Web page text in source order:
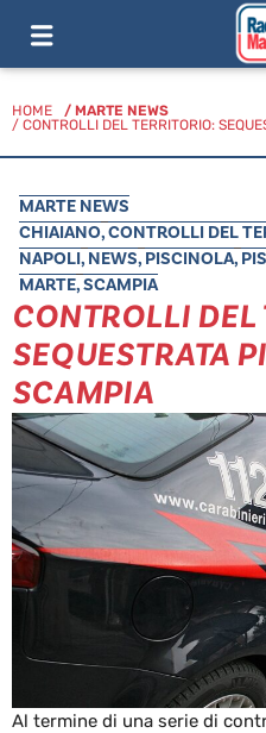
HOME / MARTE NEWS
/ CONTROLLI DEL TERRITORIO:
MARTE NEWS
CHIAIANO,CONTROLLI DEL
NAPOLI, NEWS, PISCINOLA,
MARTE,SCAMPIA
CONTROLLI DEL
SEQUESTRATA
SCAMPIA
Al termine di una serie di